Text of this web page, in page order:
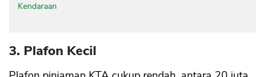
Kendaraan
3. Plafon Kecil